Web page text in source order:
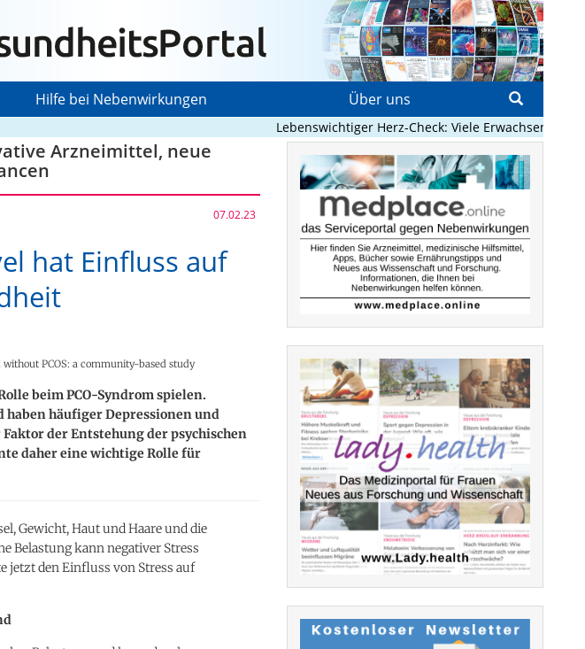
Hilfe bei Nebenwirkungen Über uns
Lebenswichtiger Herz-Check: Viele Erwachsene mit
Arzneimittel, neue
07.02.23
hat Einfluss auf
PCOS: a community-based study
beim PCO-Syndrom spielen.
häufiger Depressionen und
der Entstehung der psychischen
daher eine wichtige Rolle für
Gewicht, Haut und Haare und die
Belastung kann negativer Stress
jetzt den Einfluss von Stress auf